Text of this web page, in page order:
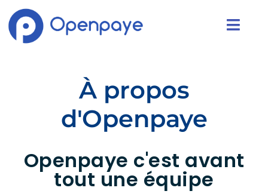
À propos
d'Openpaye
Openpaye c'est avant
tout une équipe